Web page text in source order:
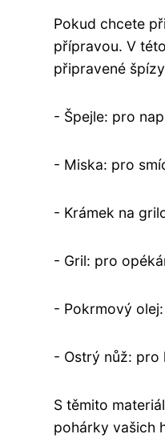
Pokud chcete
přípravou. V
připravené
- Špejle: pro
- Miska: pro
- Krámek na
- Gril: pro
- Pokrmový
- Ostrý nůž: pro
S těmito
pohárky vašich